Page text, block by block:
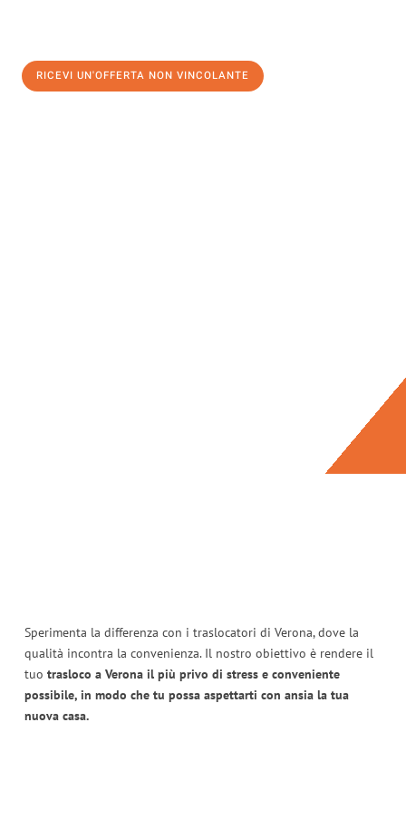
RICEVI UN'OFFERTA NON VINCOLANTE
Sperimenta la differenza con i traslocatori di Verona, dove la
qualità incontra la convenienza. Il nostro obiettivo è rendere il
tuo trasloco a Verona il più privo di stress e conveniente
possibile, in modo che tu possa aspettarti con ansia la tua
nuova casa.